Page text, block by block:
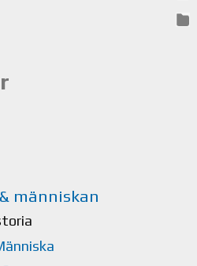
människan